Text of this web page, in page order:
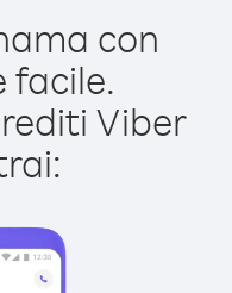
con
facile.
Viber